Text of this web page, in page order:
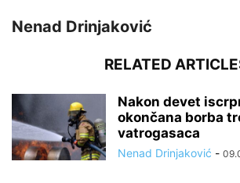
Nenad Drinjaković
RELATED
Nakon devet
okončana borba
vatrogasaca
Nenad Drinjaković -